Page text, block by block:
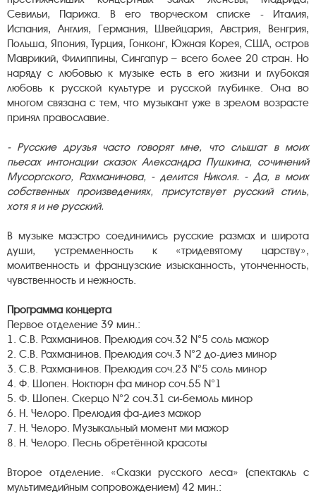
Севильи, Парижа. В его творческом списке - Италия,
Испания, Англия, Германия, Швейцария, Австрия, Венгрия,
Польша, Япония, Турция, Гонконг, Южная Корея, США, остров
Маврикий, Филиппины, Сингапур – всего более 20 стран. Но
наряду с любовью к музыке есть в его жизни и глубокая
любовь к русской культуре и русской глубинке. Она во
многом связана с тем, что музыкант уже в зрелом возрасте
принял православие.
- Русские друзья часто говорят мне, что слышат в моих
пьесах интонации сказок Александра Пушкина, сочинений
Мусоргского, Рахманинова, - делится Николя. - Да, в моих
собственных произведениях, присутствует русский стиль,
хотя я и не русский.
В музыке маэстро соединились русские размах и широта
души, устремленность к «тридевятому царству»,
молитвенность и французские изысканность, утонченность,
чувственность и нежность.
Программа концерта
Первое отделение 39 мин.:
1. С.В. Рахманинов. Прелюдия соч.32 N°5 соль мажор
2. С.В. Рахманинов. Прелюдия соч.3 N°2 до-диез минор
3. С.В. Рахманинов. Прелюдия соч.23 N°5 соль минор
4. Ф. Шопен. Ноктюрн фа минор соч.55 N°1
5. Ф. Шопен. Скерцо N°2 соч.31 си-бемоль минор
6. Н. Челоро. Прелюдия фа-диез мажор
7. Н. Челоро. Музыкальный момент ми мажор
8. Н. Челоро. Песнь обретённой красоты
Второе отделение. «Сказки русского леса» (спектакль с
мультимедийным сопровождением) 42 мин.: